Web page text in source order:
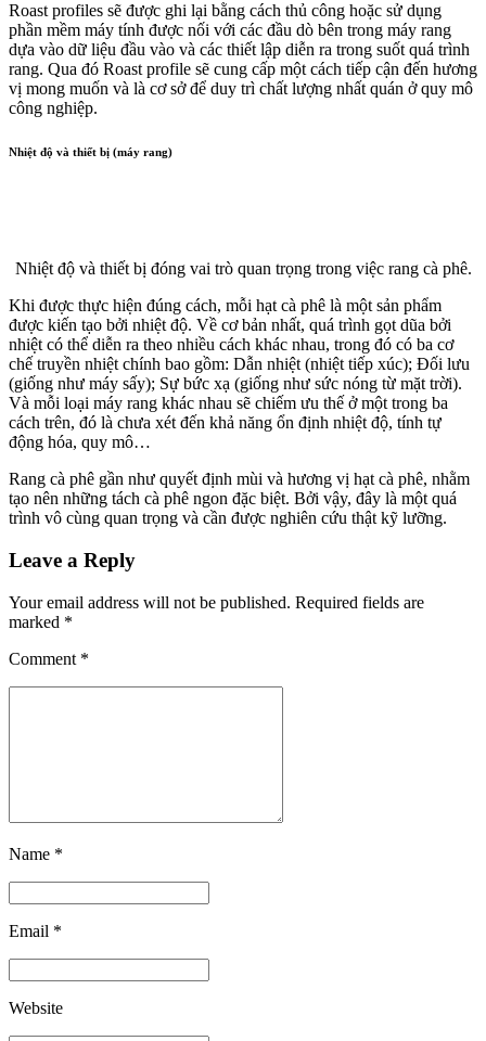
Roast profiles sẽ được ghi lại bằng cách thủ công hoặc sử dụng
phần mềm máy tính được nối với các đầu dò bên trong máy rang
dựa vào dữ liệu đầu vào và các thiết lập diễn ra trong suốt quá trình
rang. Qua đó Roast profile sẽ cung cấp một cách tiếp cận đến hương
vị mong muốn và là cơ sở để duy trì chất lượng nhất quán ở quy mô
công nghiệp.
Nhiệt độ và thiết bị (máy rang)
Nhiệt độ và thiết bị đóng vai trò quan trọng trong việc rang cà phê.
Khi được thực hiện đúng cách, mỗi hạt cà phê là một sản phẩm
được kiến tạo bởi nhiệt độ. Về cơ bản nhất, quá trình gọt dũa bởi
nhiệt có thể diễn ra theo nhiều cách khác nhau, trong đó có ba cơ
chế truyền nhiệt chính bao gồm: Dẫn nhiệt (nhiệt tiếp xúc); Đối lưu
(giống như máy sấy); Sự bức xạ (giống như sức nóng từ mặt trời).
Và mỗi loại máy rang khác nhau sẽ chiếm ưu thế ở một trong ba
cách trên, đó là chưa xét đến khả năng ổn định nhiệt độ, tính tự
động hóa, quy mô…
Rang cà phê gần như quyết định mùi và hương vị hạt cà phê, nhằm
tạo nên những tách cà phê ngon đặc biệt. Bởi vậy, đây là một quá
trình vô cùng quan trọng và cần được nghiên cứu thật kỹ lưỡng.
Leave a Reply
Your email address will not be published. Required fields are
marked *
Comment *
Name *
Email *
Website